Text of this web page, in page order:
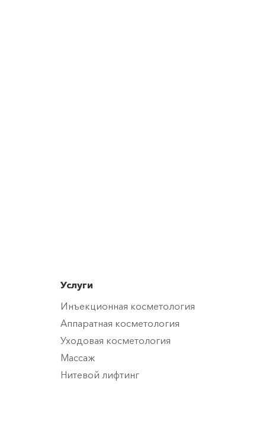
Услуги
Инъекционная косметология
Аппаратная косметология
Уходовая косметология
Массаж
Нитевой лифтинг